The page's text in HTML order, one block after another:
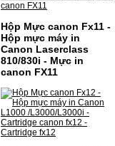
Hộp Mực canon Fx11 -
Hộp mực máy in
Canon Laserclass
810/830i - Mực in
canon FX11